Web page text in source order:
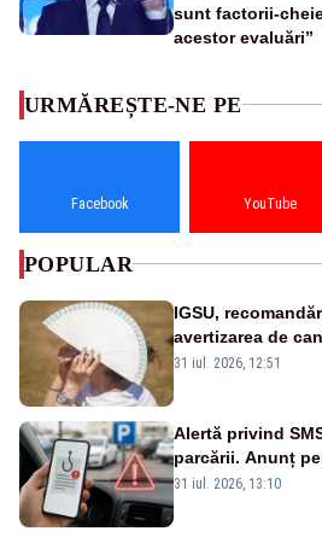
sunt factorii-
acestor evaluări”
URMĂREȘTE-NE PE
Facebook YouTube
POPULAR
IGSU,
avertizarea de
meteorologi
31 iul. 2026, 12:51
Alertă privind
parcării. Anunț
noi metode de
31 iul. 2026, 13:10